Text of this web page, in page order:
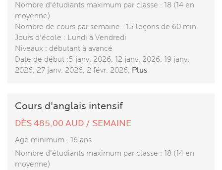
Nombre d'étudiants maximum par classe : 18 (14 en
moyenne)
Nombre de cours par semaine : 15 leçons de 60 min.
Jours d'école : Lundi à Vendredi
Niveaux : débutant à avancé
Date de début :5 janv. 2026, 12 janv. 2026, 19 janv.
2026, 27 janv. 2026, 2 févr. 2026, Plus
Cours d'anglais intensif
DÈS 485,00 AUD / SEMAINE
Age minimum : 16 ans
Nombre d'étudiants maximum par classe : 18 (14 en
moyenne)